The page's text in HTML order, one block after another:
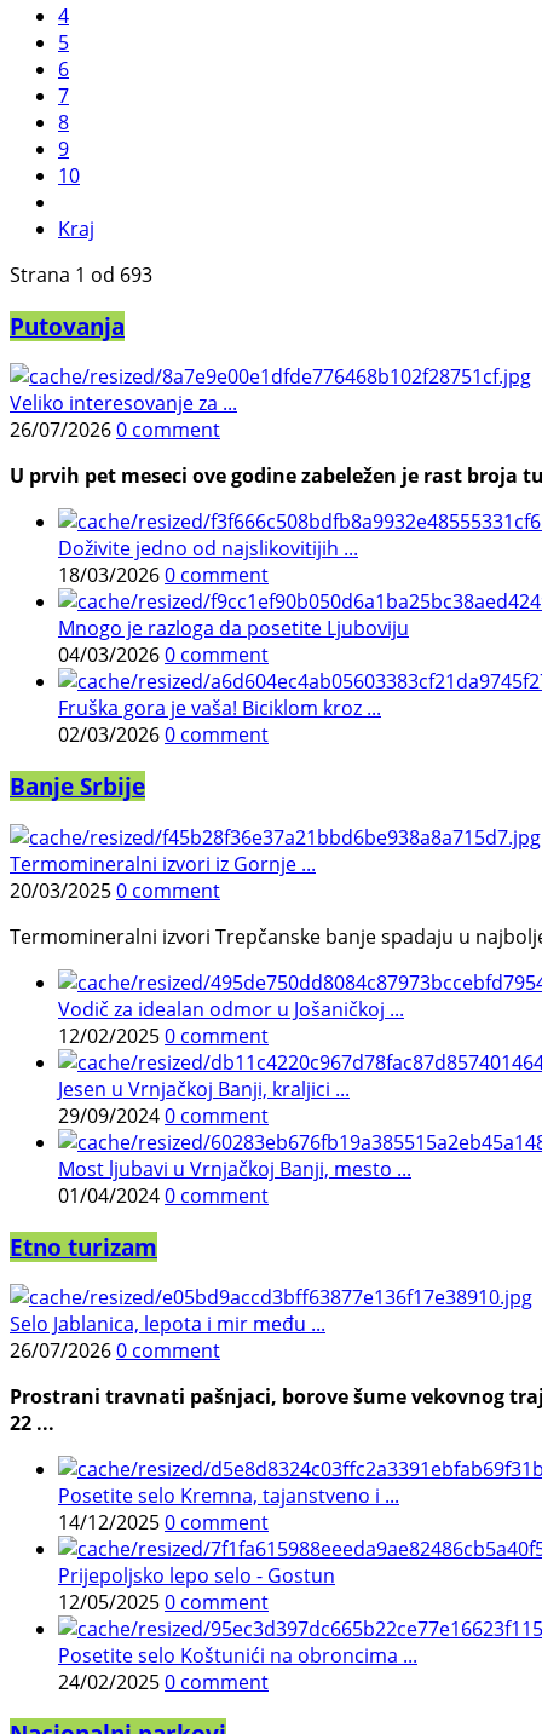
4
5
6
7
8
9
10
Kraj
Strana 1 od 693
Putovanja
Veliko interesovanje za ...
26/07/20260 comment
U prvih pet meseci ove godine zabeležen je rast
Doživite jedno od najslikovitijih ...
18/03/20260 comment
Mnogo je razloga da posetite Ljuboviju
04/03/20260 comment
Fruška gora je vaša! Biciklom kroz ...
02/03/20260 comment
Banje Srbije
Termomineralni izvori iz Gornje ...
20/03/20250 comment
Termomineralni izvori Trepčanske banje spadaju u
Vodič za idealan odmor u Jošaničkoj ...
12/02/20250 comment
Jesen u Vrnjačkoj Banji, kraljici ...
29/09/20240 comment
Most ljubavi u Vrnjačkoj Banji, mesto ...
01/04/20240 comment
Etno turizam
Selo Jablanica, lepota i mir među ...
26/07/20260 comment
Prostrani travnati pašnjaci, borove šume vekovnog
22 ...
Posetite selo Kremna, tajanstveno i ...
14/12/20250 comment
Prijepoljsko lepo selo - Gostun
12/05/20250 comment
Posetite selo Koštunići na obroncima ...
24/02/20250 comment